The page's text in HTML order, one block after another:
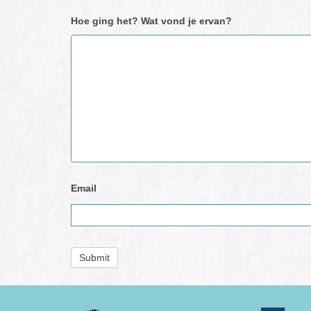
Hoe ging het? Wat vond je ervan?
Email
Submit